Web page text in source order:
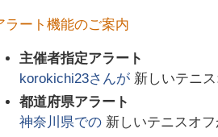
ラート機能のご案内
主催者指定アラート
korokichi23さんが 新しいテニ
都道府県アラート
神奈川県での 新しいテニスオ